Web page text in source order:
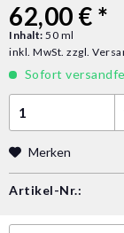
62,00 € *
Inhalt: 50 ml
inkl. MwSt. zzgl.
Sofort
Merken
Artikel-Nr.: